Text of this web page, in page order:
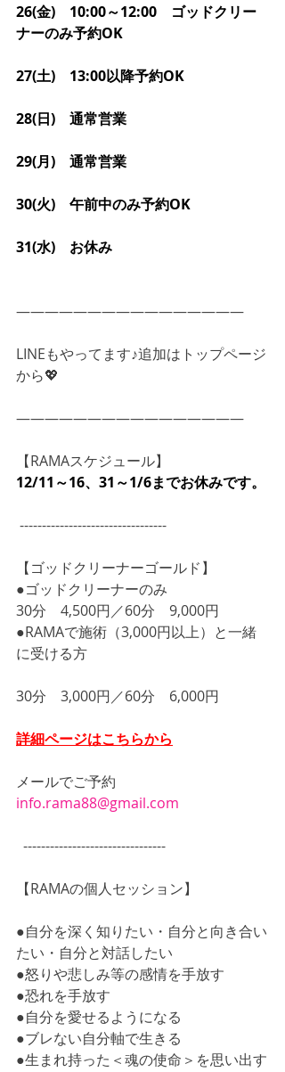
26(金)　10:00～12:00　ゴッドクリー
ナーのみ予約OK
27(土)　13:00以降予約OK
28(日)　通常営業
29(月)　通常営業
30(火)　午前中のみ予約OK
31(水)　お休み
――――――――――――――――
LINEもやってます♪追加はトップページ
から💖
――――――――――――――――
【RAMAスケジュール】
12/11～16、31～1/6までお休みです。
---------------------------------
【ゴッドクリーナーゴールド】
●ゴッドクリーナーのみ
30分　4,500円／60分　9,000円
●RAMAで施術（3,000円以上）と一緒
に受ける方
30分　3,000円／60分　6,000円
詳細ページはこちらから
メールでご予約
info.rama88@gmail.com
--------------------------------
【RAMAの個人セッション】
●自分を深く知りたい・自分と向き合い
たい・自分と対話したい
●怒りや悲しみ等の感情を手放す
●恐れを手放す
●自分を愛せるようになる
●ブレない自分軸で生きる
●生まれ持った＜魂の使命＞を思い出す